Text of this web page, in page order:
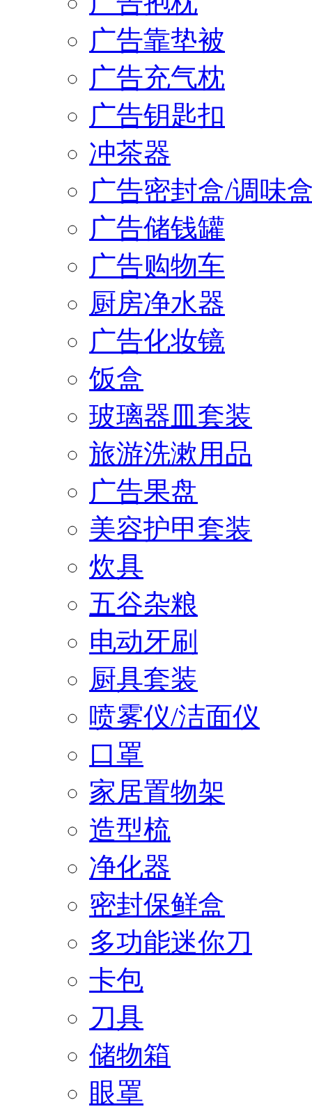
广告靠垫被
广告充气枕
广告钥匙扣
冲茶器
广告密封盒/调味
广告储钱罐
广告购物车
厨房净水器
广告化妆镜
饭盒
玻璃器皿套装
旅游洗漱用品
广告果盘
美容护甲套装
炊具
五谷杂粮
电动牙刷
厨具套装
喷雾仪/洁面仪
口罩
家居置物架
造型梳
净化器
密封保鲜盒
多功能迷你刀
卡包
刀具
储物箱
眼罩